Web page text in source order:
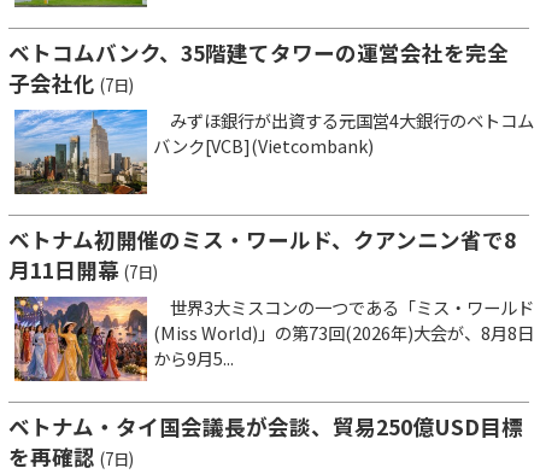
ベトコムバンク、35階建てタワーの運営会社を完全
子会社化 (7日)
みずほ銀行が出資する元国営4大銀行のベトコム
バンク[VCB](Vietcombank)
ベトナム初開催のミス・ワールド、クアンニン省で8
月11日開幕 (7日)
世界3大ミスコンの一つである「ミス・ワールド
(Miss World)」の第73回(2026年)大会が、8月8日
から9月5...
ベトナム・タイ国会議長が会談、貿易250億USD目標
を再確認 (7日)